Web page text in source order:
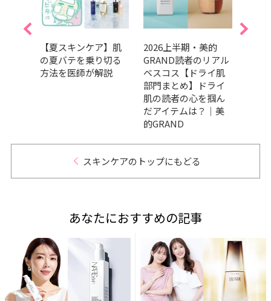
【夏スキンケア】肌
の夏バテを乗り切る
方法を医師が解説
2026上半期・美的
GRAND読者のリアル
ベスコス【ドライ肌
部門まとめ】ドライ
肌の読者の心を掴ん
だアイテムは？｜美
的GRAND
スキンケアのトップにもどる
あなたにおすすめの記事